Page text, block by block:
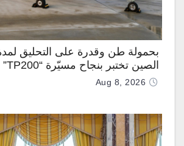
الصين تختبر بنجاح مسيّرة “TP200”
Aug 8, 2026